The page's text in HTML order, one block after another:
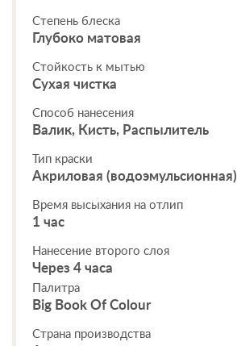
Степень блеска
Глубоко матовая
Стойкость к мытью
Сухая чистка
Способ нанесения
Валик, Кисть, Распылитель
Тип краски
Акриловая (водоэмульсионная)
Время высыхания на отлип
1 час
Нанесение второго слоя
Через 4 часа
Палитра
Big Book Of Colour
Страна производства